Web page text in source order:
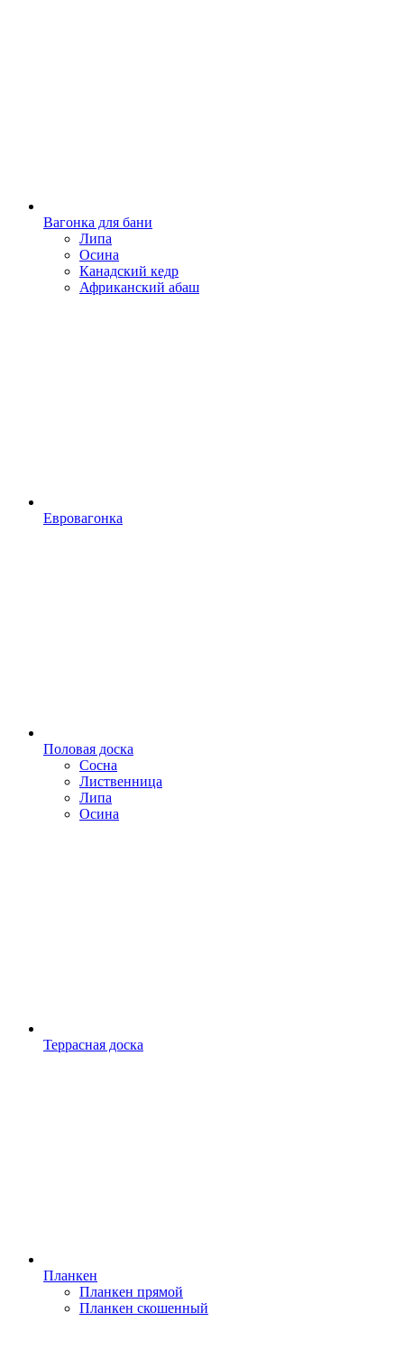
Вагонка для бани
Липа
Осина
Канадский кедр
Африканский абаш
Евровагонка
Половая доска
Сосна
Лиственница
Липа
Осина
Террасная доска
Планкен
Планкен прямой
Планкен скошенный